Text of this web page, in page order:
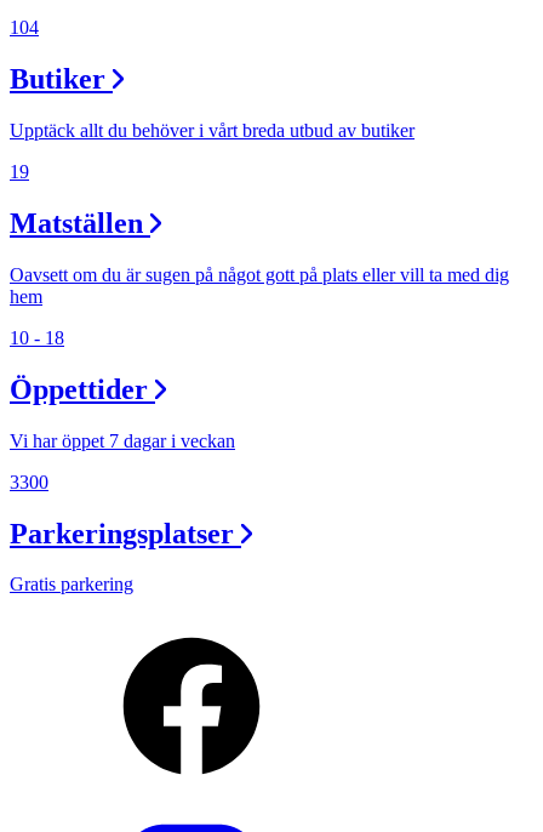
104
Butiker
Upptäck allt du behöver i vårt breda utbud av butiker
19
Matställen
Oavsett om du är sugen på något gott på plats eller vill ta med dig
hem
10 - 18
Öppettider
Vi har öppet 7 dagar i veckan
3300
Parkeringsplatser
Gratis parkering